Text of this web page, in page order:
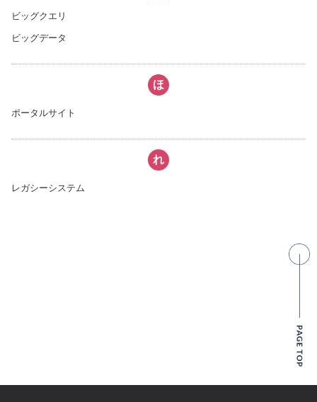
ビッグクエリ
ビッグデータ
ほ
ポータルサイト
れ
レガシーシステム